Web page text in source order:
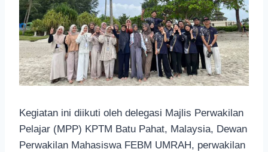
Kegiatan ini diikuti oleh delegasi Majlis Perwakilan
Pelajar (MPP) KPTM Batu Pahat, Malaysia, Dewan
Perwakilan Mahasiswa FEBM UMRAH, perwakilan